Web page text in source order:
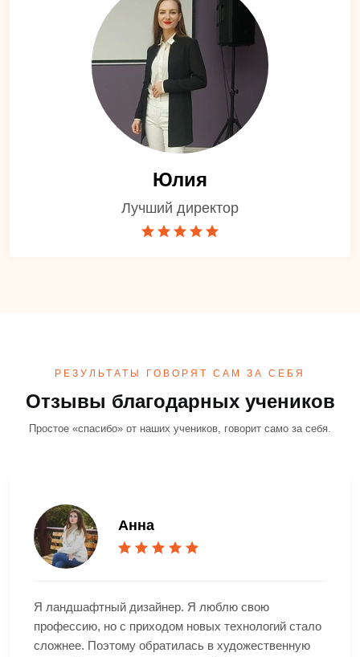
Юлия
Лучший директор
РЕЗУЛЬТАТЫ ГОВОРЯТ САМ ЗА СЕБЯ
Отзывы благодарных учеников
Простое «спасибо» от наших учеников, говорит само за себя.
Анна
Я ландшафтный дизайнер. Я люблю свою
профессию, но с приходом новых технологий стало
сложнее. Поэтому обратилась в художественную